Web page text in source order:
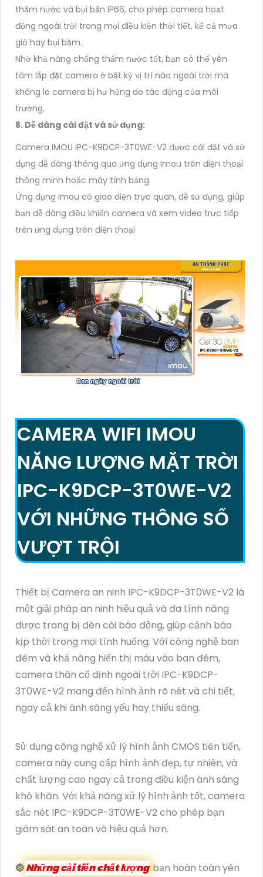
thấm nước và bụi bẩn IP66, cho phép camera hoạt
động ngoài trời trong mọi điều kiện thời tiết, kể cả mưa
gió hay bụi bặm.
Nhờ khả năng chống thấm nước tốt, bạn có thể yên
tâm lắp đặt camera ở bất kỳ vị trí nào ngoài trời mà
không lo camera bị hư hỏng do tác động của môi
trường.
8. Dễ dàng cài đặt và sử dụng:
Camera IMOU IPC-K9DCP-3T0WE-V2 được cài đặt và sử
dụng dễ dàng thông qua ứng dụng Imou trên điện thoại
thông minh hoặc máy tính bảng.
Ứng dụng Imou có giao diện trực quan, dễ sử dụng, giúp
bạn dễ dàng điều khiển camera và xem video trực tiếp
trên ứng dụng trên điện thoại
CAMERA WIFI IMOU
NĂNG LƯỢNG MẶT TRỜI
IPC-K9DCP-3T0WE-V2
VỚI NHỮNG THÔNG SỐ
VƯỢT TRỘI
Thiết bị Camera an ninh IPC-K9DCP-3T0WE-V2 là
một giải pháp an ninh hiệu quả và đa tính năng
được trang bị đèn còi báo động, giúp cảnh báo
kịp thời trong mọi tình huống. Với công nghệ ban
đêm và khả năng hiển thị màu vào ban đêm,
camera thân cố định ngoài trời IPC-K9DCP-
3T0WE-V2 mang đến hình ảnh rõ nét và chi tiết,
ngay cả khi ánh sáng yếu hay thiếu sáng.
Sử dụng công nghệ xử lý hình ảnh CMOS tiên tiến,
camera này cung cấp hình ảnh đẹp, tự nhiên, và
chất lượng cao ngay cả trong điều kiện ánh sáng
khó khăn. Với khả năng xử lý hình ảnh tốt, camera
sắc nét IPC-K9DCP-3T0WE-V2 cho phép bạn
giám sát an toàn và hiệu quả hơn.
🌚Những cải tiến chất lượng bạn hoàn toàn yên